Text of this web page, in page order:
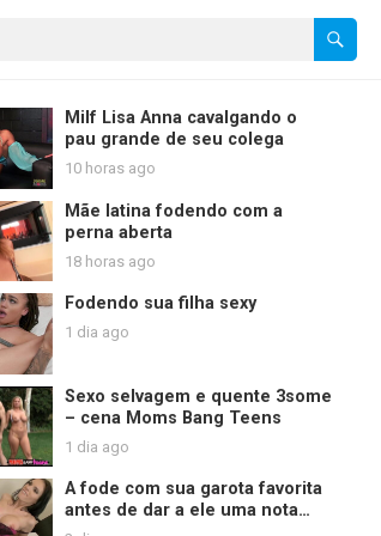
Milf Lisa Anna cavalgando o
pau grande de seu colega
10 horas ago
Mãe latina fodendo com a
perna aberta
18 horas ago
Fodendo sua filha sexy
1 dia ago
Sexo selvagem e quente 3some
– cena Moms Bang Teens
1 dia ago
A fode com sua garota favorita
antes de dar a ele uma nota
mais alta